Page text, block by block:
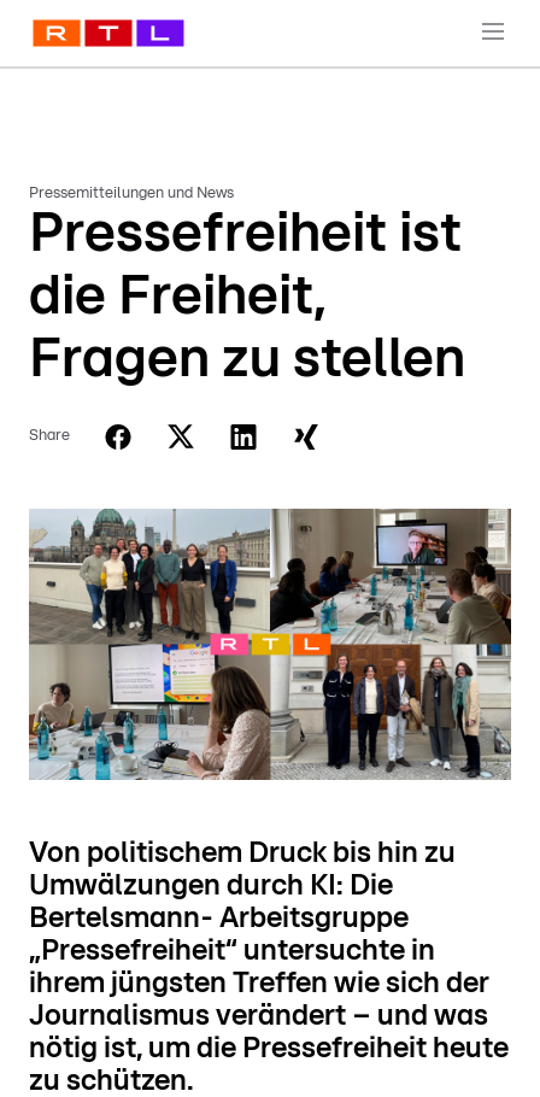
Pressemitteilungen und News
Pressefreiheit ist
die Freiheit,
Fragen zu stellen
Share
Von politischem Druck bis hin zu
Umwälzungen durch KI: Die
Bertelsmann- Arbeitsgruppe
„Pressefreiheit“ untersuchte in
ihrem jüngsten Treffen wie sich der
Journalismus verändert – und was
nötig ist, um die Pressefreiheit heute
zu schützen.